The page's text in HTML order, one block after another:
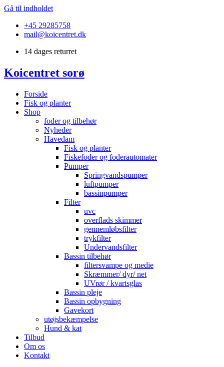
Gå til indholdet
+45 29285758
mail@koicentret.dk
14 dages returret
Koicentret sorø
Forside
Fisk og planter
Shop
foder og tilbehør
Nyheder
Havedam
Fisk og planter
Fiskefoder og foderautomater
Pumper
Springvandspumper
luftpumper
bassinpumper
Filter
uvc
overflads skimmer
gennemløbsfilter
trykfilter
Undervandsfilter
Bassin tilbehør
filtersvampe og medie
Skræmmer/ dyr/ net
UVrør / kvartsglas
Bassin pleje
Bassin opbygning
Gavekort
utøjsbekæmpelse
Hund & kat
Tilbud
Om os
Kontakt